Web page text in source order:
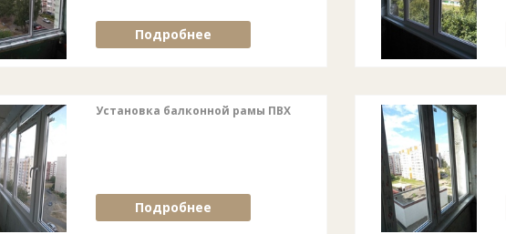
Подробнее
Установка балконной рамы ПВХ
Подробнее